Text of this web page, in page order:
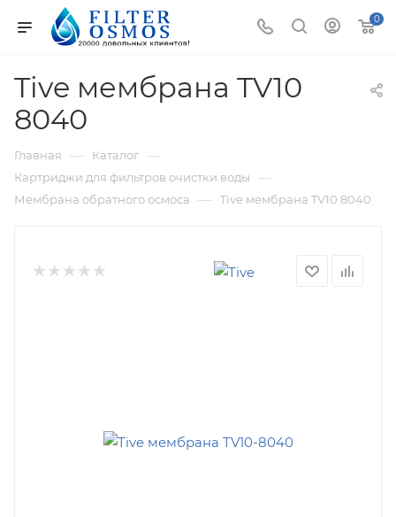
0
Tive мембрана TV10
8040
Главная — Каталог —
Картриджи для фильтров очистки воды —
Мембрана обратного осмоса — Tive мембрана TV10 8040